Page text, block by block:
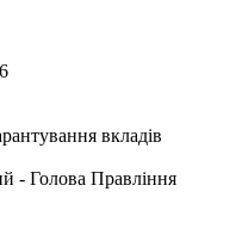
вкладів
- Голова Правління